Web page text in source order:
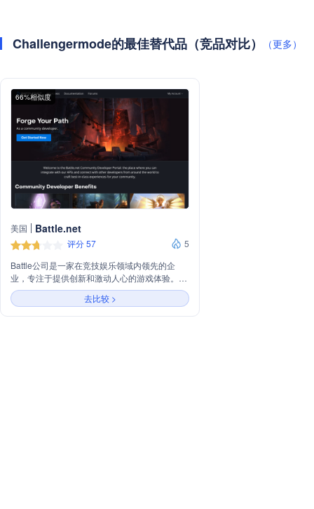
Challengermode的最佳替代品（竞品对比） （更多）
66%相似度
美国 Battle.net
评分 57
5
Battle公司是一家在竞技娱乐领域内领先的企
业，专注于提供创新和激动人心的游戏体验。公
司致力于通过先进的技术、精心设计的游戏内容
和强大的社区互动，为玩家创造一个沉浸式的虚
拟环境。Battle公司以其高质量的产品和服务在
去比较 >